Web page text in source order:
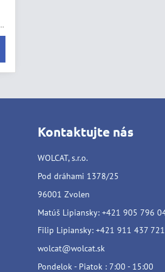
Kontaktujte nás
WOLCAT, s.r.o.
Pod dráhami 1378/25
96001 Zvolen
Matúš Lipiansky: +421 905 796
Filip Lipiansky: +421 911 437 721
wolcat@wolcat.sk
Pondelok - Piatok : 7:00 - 15:00